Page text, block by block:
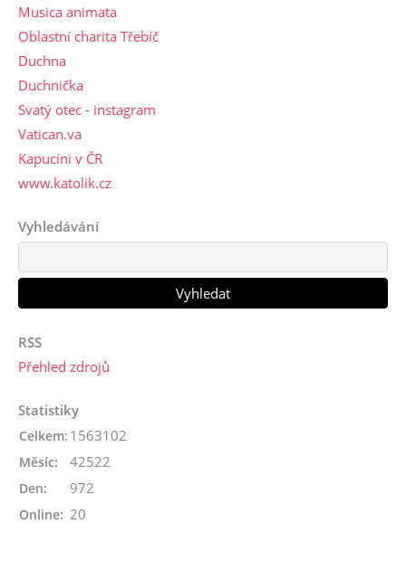
Musica animata
Oblastní charita Třebíč
Duchna
Duchnička
Svatý otec - instagram
Vatican.va
Kapucíni v ČR
www.katolik.cz
Vyhledávání
RSS
Přehled zdrojů
Statistiky
Online: 20
Celkem: 1563102
Měsíc: 42522
Den: 972